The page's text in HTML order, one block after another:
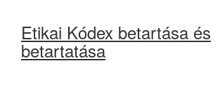
Etikai Kódex betartása és
betartatása